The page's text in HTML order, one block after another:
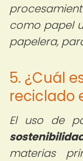
como papel
papelera,
5. ¿Cuál
reciclado
El uso de
materias